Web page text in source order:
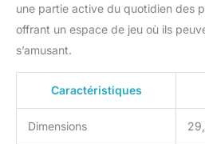
une partie active du quotidien des
offrant un espace de jeu où ils
s’amusant.
Caractéristiques
Dimensions